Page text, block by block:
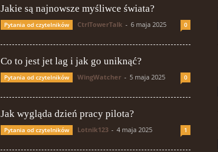
Jakie są najnowsze myśliwce świata?
Pytania od czytelników CtrlTowerTalk - 6 maja 2025 0
Co to jest jet lag i jak go uniknąć?
Pytania od czytelników WingWatcher - 5 maja 2025 0
Jak wygląda dzień pracy pilota?
Pytania od czytelników Lotnik123 - 4 maja 2025 1